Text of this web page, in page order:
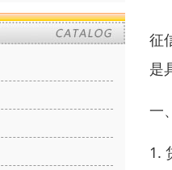
征
是
一
1.